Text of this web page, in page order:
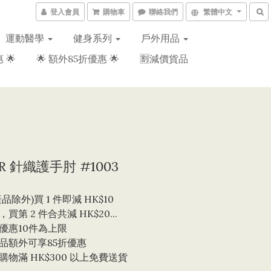
登入會員 購物車 聯絡我們 繁體中文
運動醫學 健身系列
戶外用品
🌟
🌟 額外85折優惠 🌟 🈹減價貨品
針織護手肘 #1003
品除外)買 1 件即減 HK$10
買第 2 件合共減 HK$20...
惠10件為上限
額外可享85折優惠
物滿 HK$300 以上免費送貨